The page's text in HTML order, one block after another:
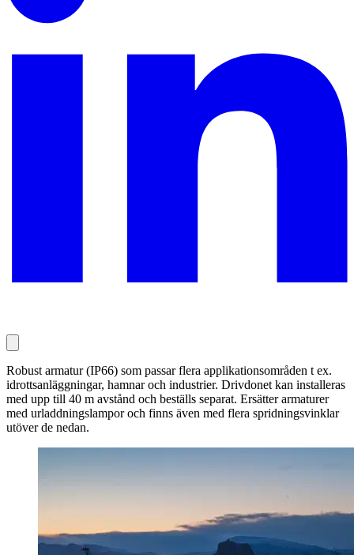
Robust armatur (IP66) som passar flera applikationsområden t ex.
idrottsanläggningar, hamnar och industrier. Drivdonet kan installeras
med upp till 40 m avstånd och beställs separat. Ersätter armaturer
med urladdningslampor och finns även med flera spridningsvinklar
utöver de nedan.